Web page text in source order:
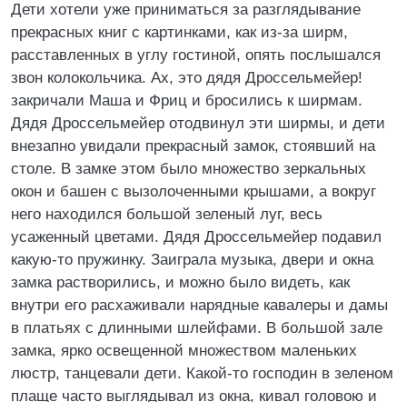
Дети хотели уже приниматься за разглядывание
прекрасных книг с картинками, как из-за ширм,
расставленных в углу гостиной, опять послышался
звон колокольчика. Ах, это дядя Дроссельмейер!
закричали Маша и Фриц и бросились к ширмам.
Дядя Дроссельмейер отодвинул эти ширмы, и дети
внезапно увидали прекрасный замок, стоявший на
столе. В замке этом было множество зеркальных
окон и башен с вызолоченными крышами, а вокруг
него находился большой зеленый луг, весь
усаженный цветами. Дядя Дроссельмейер подавил
какую-то пружинку. Заиграла музыка, двери и окна
замка растворились, и можно было видеть, как
внутри его расхаживали нарядные кавалеры и дамы
в платьях с длинными шлейфами. В большой зале
замка, ярко освещенной множеством маленьких
люстр, танцевали дети. Какой-то господин в зеленом
плаще часто выглядывал из окна, кивал головою и